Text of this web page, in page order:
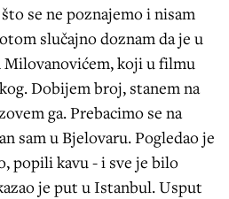
se ne poznajemo i nisam
slučajno doznam da je u
Milovanovićem, koji u filmu
Dobijem broj, stanem na
ga. Prebacimo se na
sam u Bjelovaru. Pogledao je
popili kavu - i sve je bilo
je put u Istanbul. Usput